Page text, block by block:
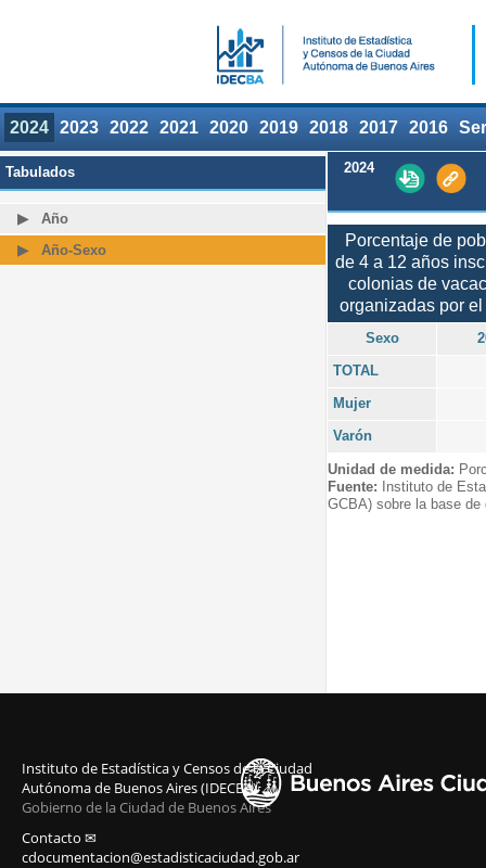
2024 2023 2022 2021 2020 2019 2018 2017 2016
Tabulados
Año
Año-Sexo
2024
Porcentaje de
de 4 a 12 años
colonias de
organizadas por
Sexo
TOTAL
Mujer
Varón
Unidad de medida:
Fuente: Instituto de
GCBA) sobre la base
Instituto de Estadística y Censos de la Ciudad
Autónoma de Buenos Aires (IDECBA)
Gobierno de la Ciudad de Buenos Aires
Contacto ✉
cdocumentacion@estadisticaciudad.gob.ar